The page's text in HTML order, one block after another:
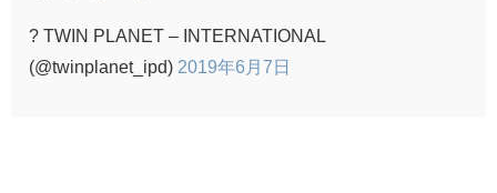
? TWIN PLANET – INTERNATIONAL
(@twinplanet_ipd) 2019年6月7日